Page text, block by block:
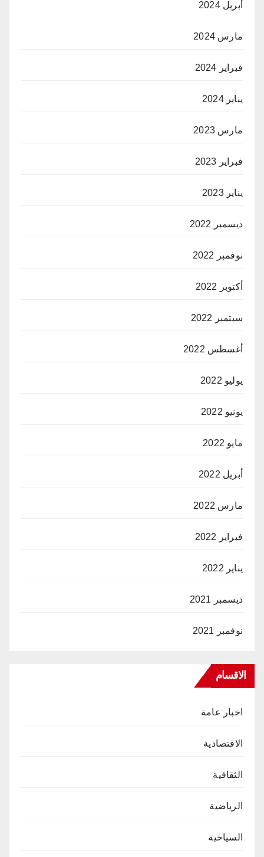
أبريل 2024
مارس 2024
فبراير 2024
يناير 2024
مارس 2023
فبراير 2023
يناير 2023
ديسمبر 2022
نوفمبر 2022
أكتوبر 2022
سبتمبر 2022
أغسطس 2022
يوليو 2022
يونيو 2022
مايو 2022
أبريل 2022
مارس 2022
فبراير 2022
يناير 2022
ديسمبر 2021
نوفمبر 2021
الاقسام
اخبار عامة
الاقتصادية
الثقافية
الرياضية
السياحية